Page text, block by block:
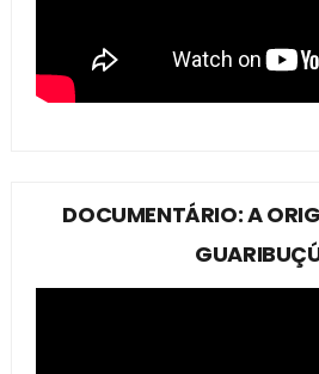
DOCUMENTÁRIO: A